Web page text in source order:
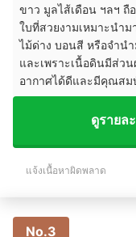
ขาว มูลไส้เดือน ฯลฯ
ใบที่สวยงามเหมาะนำ
ไม้ด่าง บอนสี หรือจำน
และเพราะเนื้อดินมีส่ว
อากาศได้ดีและมีคุณสม
ดูรายล
แจ้งเนื้อหาผิดพลาด
No.3